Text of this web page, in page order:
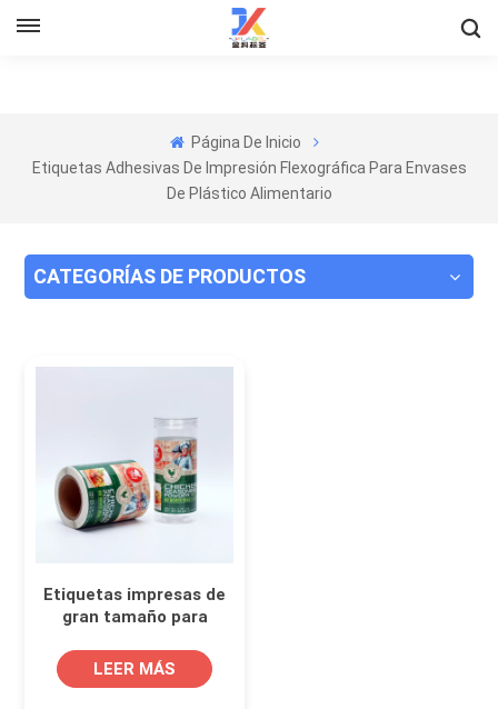
Página De Inicio
Etiquetas Adhesivas De Impresión Flexográfica Para Envases
De Plástico Alimentario
CATEGORÍAS DE PRODUCTOS
Etiquetas impresas de
gran tamaño para
condimentos en polvo
LEER MÁS